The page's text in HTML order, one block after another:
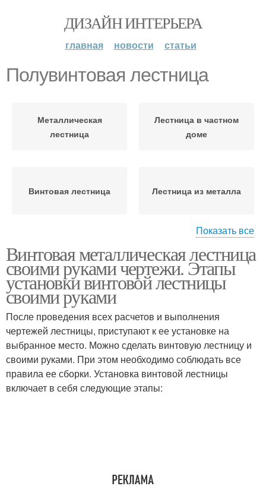
ДИЗАЙН ИНТЕРЬЕРА
главная новости статьи
Полувинтовая лестница
Металлическая
лестница
Лестница в частном
доме
Винтовая лестница Лестница из металла
лестницы
Винтовые лестницы
Показать все
Винтовая металлическая лестница
своими руками чертежи. Этапы
установки винтовой лестницы
своими руками
После проведения всех расчетов и выполнения
чертежей лестницы, приступают к ее установке на
выбранное место. Можно сделать винтовую лестницу и
своими руками. При этом необходимо соблюдать все
правила ее сборки. Установка винтовой лестницы
включает в себя следующие этапы: